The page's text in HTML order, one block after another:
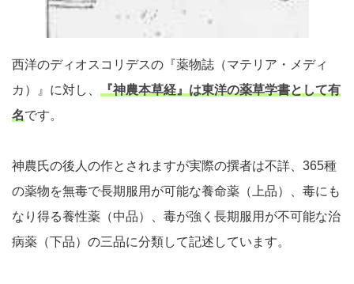
西洋のディオスコリデスの『薬物誌（マテリア・メディ
カ）』に対し、
『神農本草経』は東洋の薬草学書として有
名です。
神農氏の後人の作とされますが実際の撰者は不詳、365種
の薬物を無毒で長期服用が可能な養命薬（上品）、毒にも
なり得る養性薬（中品）、毒が強く長期服用が不可能な治
病薬（下品）の三品に分類して記述しています。